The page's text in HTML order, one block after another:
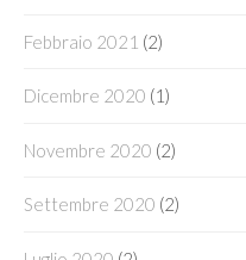
Febbraio 2021 (2)
Dicembre 2020 (1)
Novembre 2020 (2)
Settembre 2020 (2)